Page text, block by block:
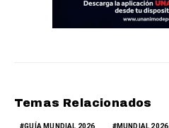
Temas Relacionados
GUÍA MUNDIAL 2026 MUNDIAL 2026